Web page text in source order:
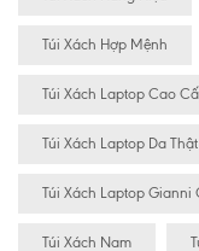
Túi Xách Hợp Mệnh
Túi Xách Laptop Cao
Túi Xách Laptop Da Thật
Túi Xách Laptop Gianni
Túi Xách Nam